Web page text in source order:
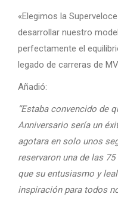
«Elegimos la
desarrollar nuestro
perfectamente el
legado de carreras de
Añadió:
“Estaba convencido de
Anniversario sería un
agotara en solo unos
reservaron una de las
que su entusiasmo y
inspiración para todos